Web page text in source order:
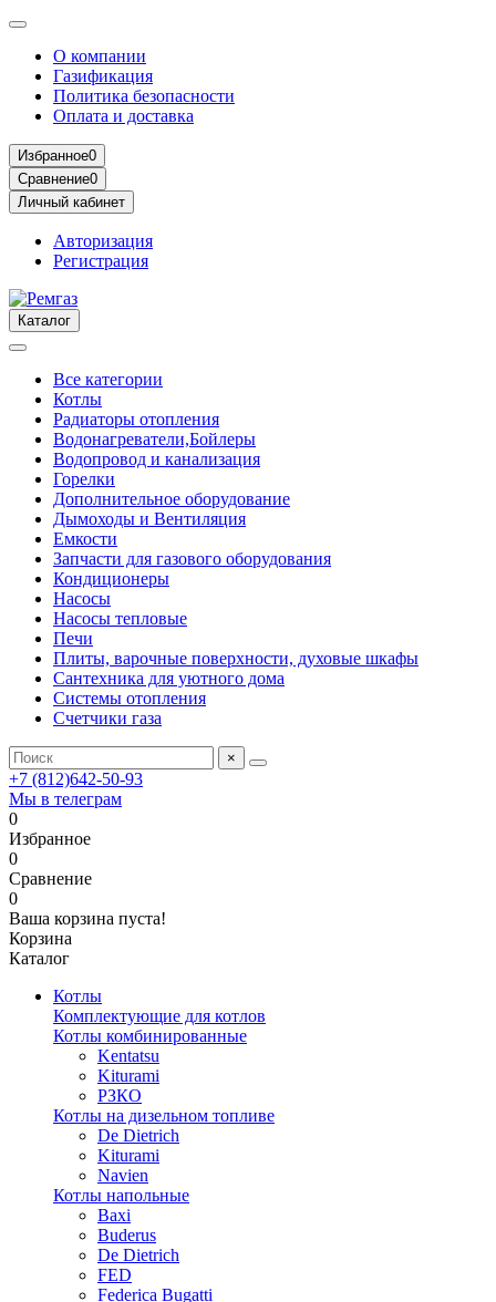
О компании
Газификация
Политика безопасности
Оплата и доставка
Избранное0
Сравнение0
Личный кабинет
Авторизация
Регистрация
Каталог
Все категории
Котлы
Радиаторы отопления
Водонагреватели,Бойлеры
Водопровод и канализация
Горелки
Дополнительное оборудование
Дымоходы и Вентиляция
Емкости
Запчасти для газового оборудования
Кондиционеры
Насосы
Насосы тепловые
Печи
Плиты, варочные поверхности, духовые шкафы
Сантехника для уютного дома
Системы отопления
Счетчики газа
×
+7 (812)642-50-93
Мы в телеграм
0
Избранное
0
Сравнение
0
Ваша корзина пуста!
Корзина
Каталог
Котлы
Комплектующие для котлов
Котлы комбинированные
Kentatsu
Kiturami
РЗКО
Котлы на дизельном топливе
De Dietrich
Kiturami
Navien
Котлы напольные
Baxi
Buderus
De Dietrich
FED
Federica Bugatti